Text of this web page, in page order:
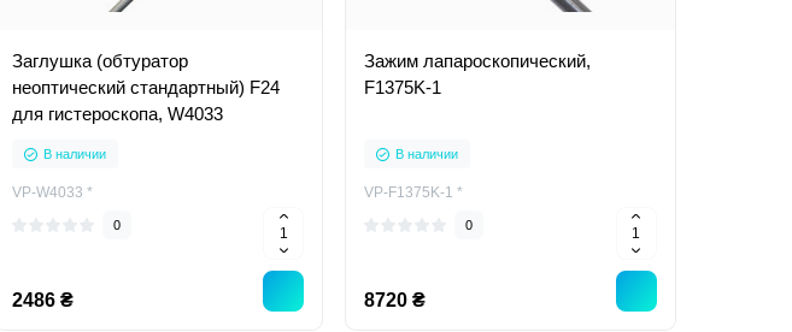
Заглушка (обтуратор
неоптический стандартный) F24
для гистероскопа, W4033
В наличии
VP-W4033 *
0
2486 ₴
Зажим лапароскопический,
F1375K-1
В наличии
VP-F1375K-1 *
0
8720 ₴